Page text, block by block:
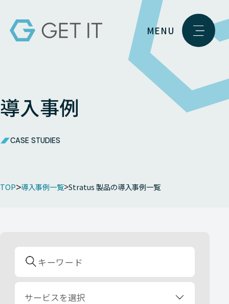
MENU
導入事例
CASE STUDIES
TOP 導入事例一覧 Stratus 製品の導入事例一覧
サービスを選択